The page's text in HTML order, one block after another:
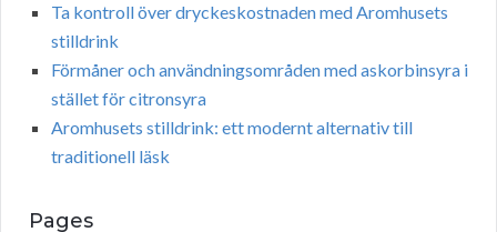
Ta kontroll över dryckeskostnaden med Aromhusets
stilldrink
Förmåner och användningsområden med askorbinsyra i
stället för citronsyra
Aromhusets stilldrink: ett modernt alternativ till
traditionell läsk
Pages